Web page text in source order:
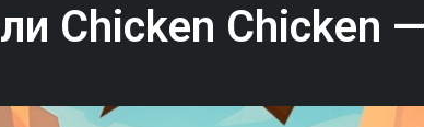
Chicken Chicken